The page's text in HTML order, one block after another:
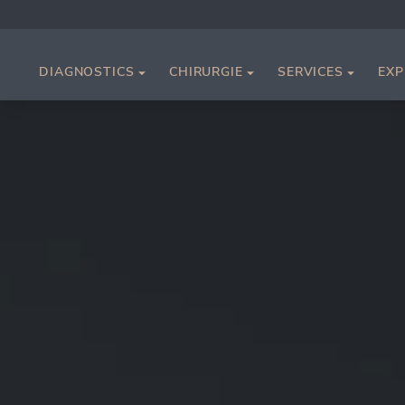
DIAGNOSTICS CHIRURGIE SERVICES